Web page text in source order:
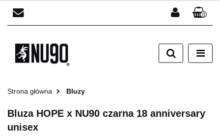
Zarejestruj się
0
Strona główna Bluzy
Bluza HOPE x NU90 czarna 18 anniversary
unisex